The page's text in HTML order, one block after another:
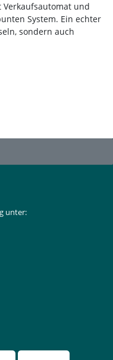
Verkaufsautomat und
System. Ein echter
sondern auch
unter: